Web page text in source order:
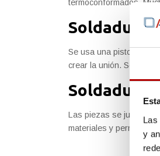
y
termoconformados.
Soldadura
Se usa una pistola de
crear la unión. Se usa
Soldadura
Las piezas se juntan
materiales y permiten